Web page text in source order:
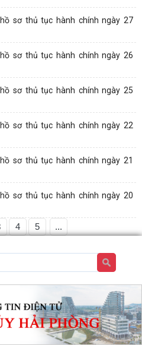
sơ thủ tục hành chính ngày 27
sơ thủ tục hành chính ngày 26
sơ thủ tục hành chính ngày 25
sơ thủ tục hành chính ngày 22
sơ thủ tục hành chính ngày 21
sơ thủ tục hành chính ngày 20
4 5 ...